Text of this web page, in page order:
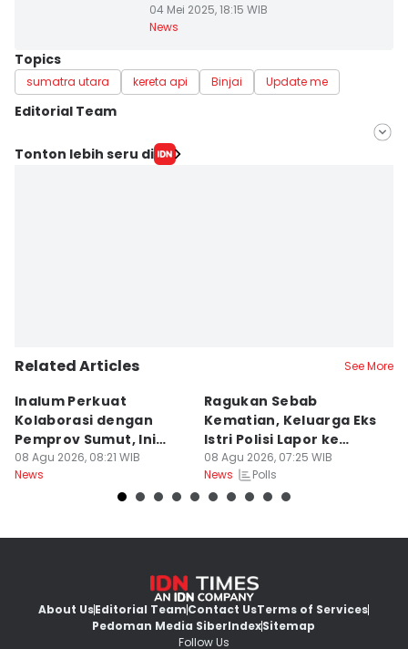
04 Mei 2025, 18:15 WIB
News
Topics
sumatra utara kereta api Binjai Update me
Editorial Team
Editor
Tonton lebih seru di
Related Articles See More
Inalum Perkuat
Kolaborasi dengan
Pemprov Sumut, Ini
Programnya
08 Agu 2026, 08:21 WIB
News
Ragukan Sebab
Kematian, Keluarga Eks
Istri Polisi Lapor ke
Polda
08 Agu 2026, 07:25 WIB
News
Polls
About UsEditorial TeamContact UsTerms of Services
Pedoman Media SiberIndexSitemap
Follow Us